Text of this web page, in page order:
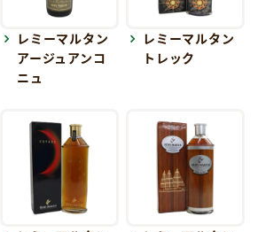
レミーマルタン
アージュアンコ
ニュ
レミーマルタン
トレック